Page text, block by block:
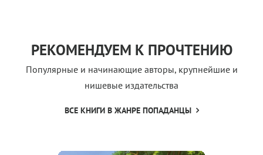
РЕКОМЕНДУЕМ К ПРОЧТЕНИЮ
Популярные и начинающие авторы, крупнейшие и
нишевые издательства
ВСЕ КНИГИ В ЖАНРЕ ПОПАДАНЦЫ